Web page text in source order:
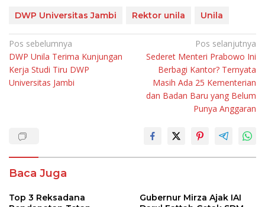
DWP Universitas Jambi
Rektor unila Unila
Navigasi
pos
Pos sebelumnya
DWP Unila Terima Kunjungan
Kerja Studi Tiru DWP
Universitas Jambi
Pos selanjutnya
Sederet Menteri Prabowo Ini
Berbagi Kantor? Ternyata
Masih Ada 25 Kementerian
dan Badan Baru yang Belum
Punya Anggaran
Baca Juga
Top 3 Reksadana
Gubernur Mirza Ajak IAI